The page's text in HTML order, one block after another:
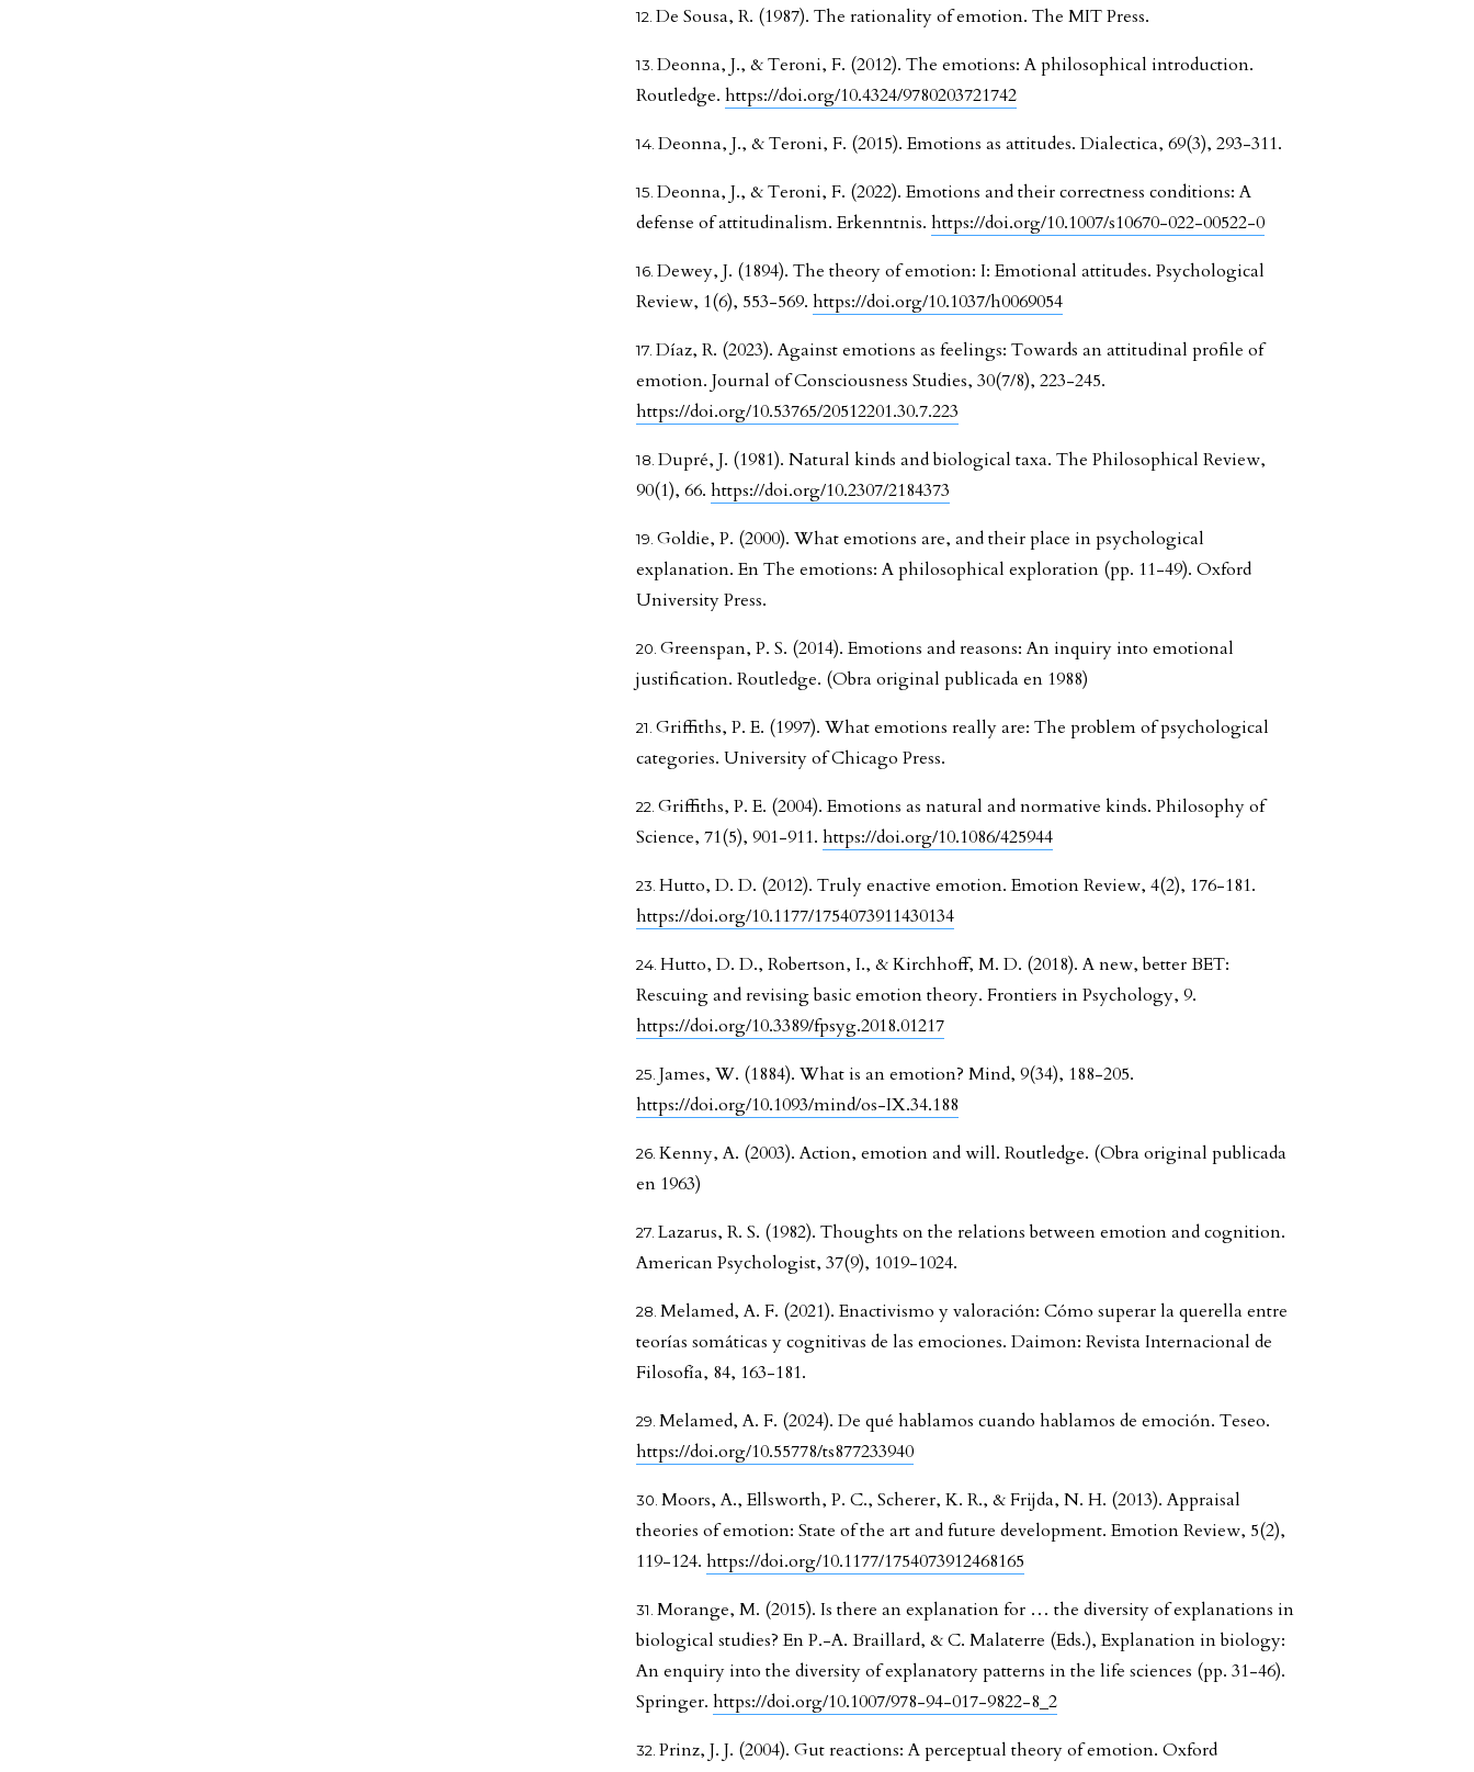
De Sousa, R. (1987). The rationality of emotion. The MIT Press.
Deonna, J., & Teroni, F. (2012). The emotions: A philosophical introduction.
Routledge. https://doi.org/10.4324/9780203721742
Deonna, J., & Teroni, F. (2015). Emotions as attitudes. Dialectica, 69(3), 293-311.
Deonna, J., & Teroni, F. (2022). Emotions and their correctness conditions: A
defense of attitudinalism. Erkenntnis. https://doi.org/10.1007/s10670-022-00522-0
Dewey, J. (1894). The theory of emotion: I: Emotional attitudes. Psychological
Review, 1(6), 553-569. https://doi.org/10.1037/h0069054
Díaz, R. (2023). Against emotions as feelings: Towards an attitudinal profile of
emotion. Journal of Consciousness Studies, 30(7/8), 223-245.
https://doi.org/10.53765/20512201.30.7.223
Dupré, J. (1981). Natural kinds and biological taxa. The Philosophical Review,
90(1), 66. https://doi.org/10.2307/2184373
Goldie, P. (2000). What emotions are, and their place in psychological
explanation. En The emotions: A philosophical exploration (pp. 11-49). Oxford
University Press.
Greenspan, P. S. (2014). Emotions and reasons: An inquiry into emotional
justification. Routledge. (Obra original publicada en 1988)
Griffiths, P. E. (1997). What emotions really are: The problem of psychological
categories. University of Chicago Press.
Griffiths, P. E. (2004). Emotions as natural and normative kinds. Philosophy of
Science, 71(5), 901-911. https://doi.org/10.1086/425944
Hutto, D. D. (2012). Truly enactive emotion. Emotion Review, 4(2), 176-181.
https://doi.org/10.1177/1754073911430134
Hutto, D. D., Robertson, I., & Kirchhoff, M. D. (2018). A new, better BET:
Rescuing and revising basic emotion theory. Frontiers in Psychology, 9.
https://doi.org/10.3389/fpsyg.2018.01217
James, W. (1884). What is an emotion? Mind, 9(34), 188-205.
https://doi.org/10.1093/mind/os-IX.34.188
Kenny, A. (2003). Action, emotion and will. Routledge. (Obra original publicada
en 1963)
Lazarus, R. S. (1982). Thoughts on the relations between emotion and cognition.
American Psychologist, 37(9), 1019-1024.
Melamed, A. F. (2021). Enactivismo y valoración: Cómo superar la querella entre
teorías somáticas y cognitivas de las emociones. Daimon: Revista Internacional de
Filosofía, 84, 163-181.
Melamed, A. F. (2024). De qué hablamos cuando hablamos de emoción. Teseo.
https://doi.org/10.55778/ts877233940
Moors, A., Ellsworth, P. C., Scherer, K. R., & Frijda, N. H. (2013). Appraisal
theories of emotion: State of the art and future development. Emotion Review, 5(2),
119-124. https://doi.org/10.1177/1754073912468165
Morange, M. (2015). Is there an explanation for … the diversity of explanations in
biological studies? En P.-A. Braillard, & C. Malaterre (Eds.), Explanation in biology:
An enquiry into the diversity of explanatory patterns in the life sciences (pp. 31-46).
Springer. https://doi.org/10.1007/978-94-017-9822-8_2
Prinz, J. J. (2004). Gut reactions: A perceptual theory of emotion. Oxford